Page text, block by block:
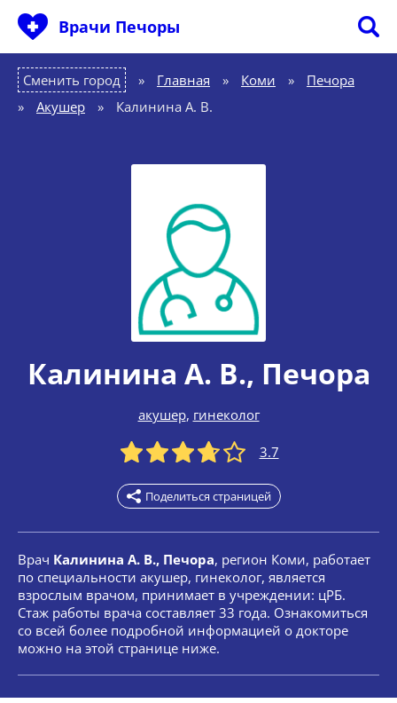
Врачи Печоры
Сменить город Главная » Коми »
Печора
»
Акушер » Калинина А. В.
Калинина А. В., Печора
акушер, гинеколог
3.7
Поделиться страницей
Врач Калинина А. В., Печора, регион Коми, работает
по специальности акушер, гинеколог, является
взрослым врачом, принимает в учреждении: цРБ.
Стаж работы врача составляет 33 года. Ознакомиться
со всей более подробной информацией о докторе
можно на этой странице ниже.